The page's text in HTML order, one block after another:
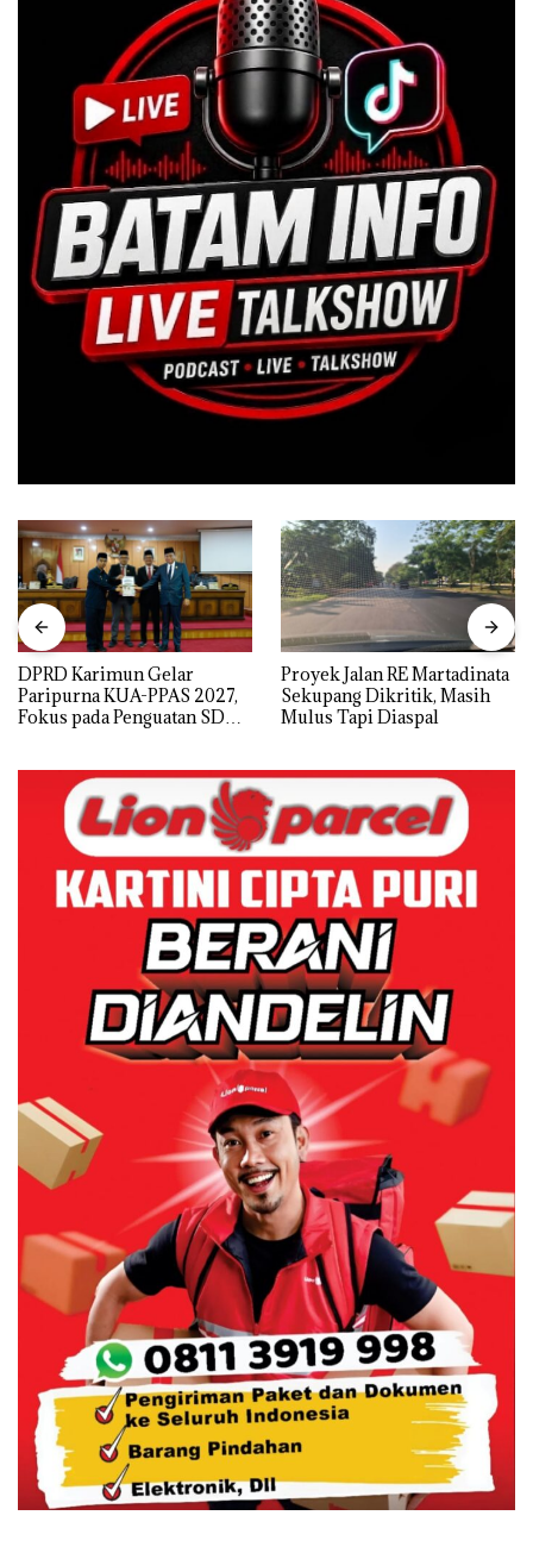
DPRD Karimun Gelar
Paripurna KUA-PPAS 2027,
Fokus pada Penguatan SDM,
Proyek Jalan RE Martadinata
Sekupang Dikritik, Masih
Mulus Tapi Diaspal